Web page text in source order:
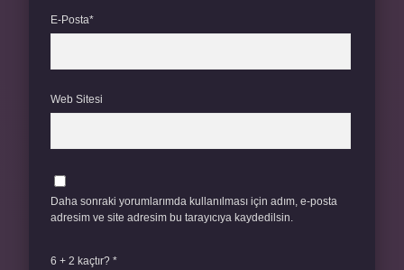
E-Posta*
Web Sitesi
Daha sonraki yorumlarımda kullanılması için adım, e-posta
adresim ve site adresim bu tarayıcıya kaydedilsin.
6 + 2 kaçtır? *